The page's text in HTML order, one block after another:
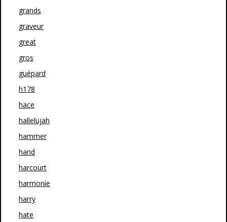
grands
graveur
great
gros
guépard
h178
hace
hallelujah
hammer
hand
harcourt
harmonie
harry
hate